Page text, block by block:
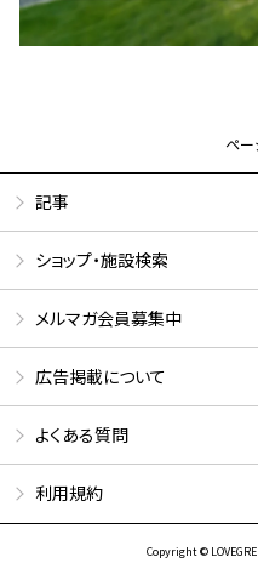
ペー
記事
ショップ・施設検索
メルマガ会員募集中
広告掲載について
よくある質問
利用規約
Copyright ©